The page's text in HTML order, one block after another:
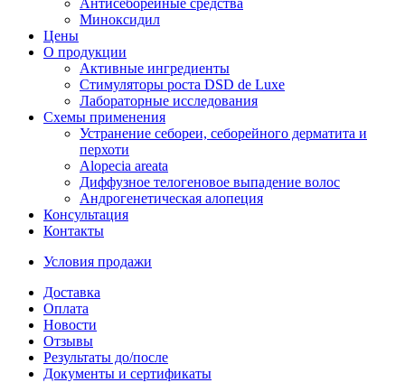
Миноксидил
Цены
О продукции
Активные ингредиенты
Стимуляторы роста DSD de Luxe
Лабораторные исследования
Схемы применения
Устранение себореи, себорейного дерматита и
перхоти
Alopecia areata
Диффузное телогеновое выпадение волос
Андрогенетическая алопеция
Консультация
Контакты
Условия продажи
Доставка
Оплата
Новости
Отзывы
Результаты до/после
Документы и сертификаты